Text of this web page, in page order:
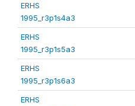
ERHS
1995_r3p1s4a3
ERHS
1995_r3p1s5a3
ERHS
1995_r3p1s6a3
ERHS